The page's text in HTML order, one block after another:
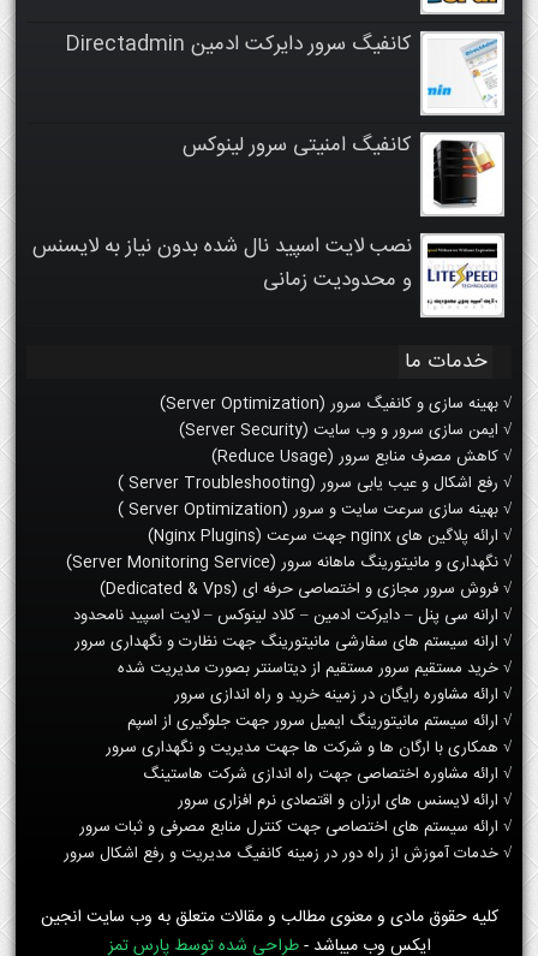
کانفیگ سرور دایرکت ادمین Directadmin
کانفیگ امنیتی سرور لینوکس
نصب لایت اسپید نال شده بدون نیاز به لایسنس
و محدودیت زمانی
خدمات ما
√ بهینه سازی و کانفیگ سرور (Server Optimization)
√ ایمن سازی سرور و وب سایت (Server Security)
√ کاهش مصرف منابع سرور (Reduce Usage)
√ رفع اشکال و عیب یابی سرور (Server Troubleshooting )
√ بهینه سازی سرعت سایت و سرور (Server Optimization )
√ ارائه پلاگین های nginx جهت سرعت (Nginx Plugins)
√ نگهداری و مانیتورینگ ماهانه سرور (Server Monitoring Service)
√ فروش سرور مجازی و اختصاصی حرفه ای (Dedicated & Vps)
√ ارانه سی پنل – دایرکت ادمین – کلاد لینوکس – لایت اسپید نامحدود
√ ارانه سیستم های سفارشی مانیتورینگ جهت نظارت و نگهداری سرور
√ خرید مستقیم سرور مستقیم از دیتاسنتر بصورت مدیریت شده
√ ارائه مشاوره رایگان در زمینه خرید و راه اندازی سرور
√ ارائه سیستم مانیتورینگ ایمیل سرور جهت جلوگیری از اسپم
√ همکاری با ارگان ها و شرکت ها جهت مدیریت و نگهداری سرور
√ ارائه مشاوره اختصاصی جهت راه اندازی شرکت هاستینگ
√ ارائه لایسنس های ارزان و اقتصادی نرم افزاری سرور
√ ارائه سیستم های اختصاصی جهت کنترل منابع مصرفی و ثبات سرور
√ خدمات آموزش از راه دور در زمینه کانفیگ مدیریت و رفع اشکال سرور
کلیه حقوق مادی و معنوی مطالب و مقالات متعلق به وب سایت انجین
ایکس وب میباشد -طراحی شده توسط پارس تمز